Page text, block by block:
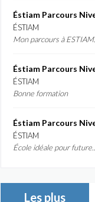
ÉSTIAM
Mon parcours à ESTIAM...
ÉSTIAM
Bonne formation
ÉSTIAM
École idéale pour future...
Les plus